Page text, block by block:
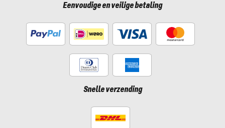
Eenvoudige en veilige betaling
Snelle verzending